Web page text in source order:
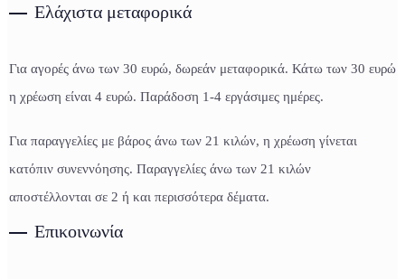
Ελάχιστα μεταφορικά
Για αγορές άνω των 30 ευρώ, δωρεάν μεταφορικά. Κάτω των 30 ευρώ
η χρέωση είναι 4 ευρώ. Παράδοση 1-4 εργάσιμες ημέρες.
Για παραγγελίες με βάρος άνω των 21 κιλών, η χρέωση γίνεται
κατόπιν συνεννόησης. Παραγγελίες άνω των 21 κιλών
αποστέλλονται σε 2 ή και περισσότερα δέματα.
Επικοινωνία